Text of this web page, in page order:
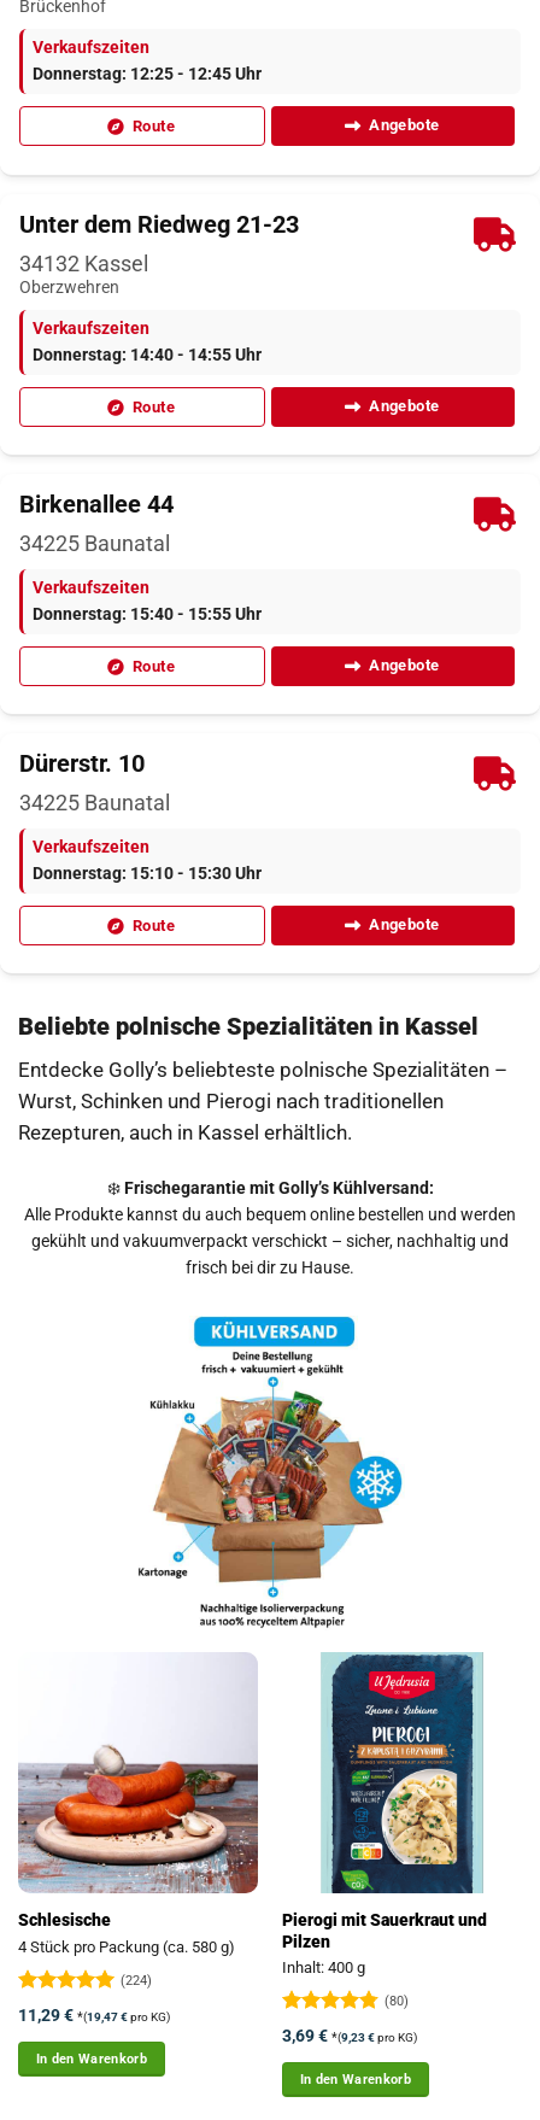
Brückenhof
Verkaufszeiten
Donnerstag: 12:25 - 12:45 Uhr
Route Angebote
Unter dem Riedweg 21-23
34132 Kassel
Oberzwehren
Verkaufszeiten
Donnerstag: 14:40 - 14:55 Uhr
Route Angebote
Birkenallee 44
34225 Baunatal
Verkaufszeiten
Donnerstag: 15:40 - 15:55 Uhr
Route Angebote
Dürerstr. 10
34225 Baunatal
Verkaufszeiten
Donnerstag: 15:10 - 15:30 Uhr
Route Angebote
Beliebte polnische Spezialitäten in Kassel
Entdecke Golly’s beliebteste polnische Spezialitäten –
Wurst, Schinken und Pierogi nach traditionellen
Rezepturen, auch in Kassel erhältlich.
❄️Frischegarantie mit Golly’s Kühlversand:
Alle Produkte kannst du auch bequem online bestellen und werden
gekühlt und vakuumverpackt verschickt – sicher, nachhaltig und
frisch bei dir zu Hause.
Schlesische
4 Stück pro Packung (ca. 580 g)
Bewertet
mit4.93
von 5
(224)
11,29€ *(19,47€pro KG)
In den Warenkorb
Pierogi mit Sauerkraut und
Pilzen
Inhalt: 400 g
Bewertet
mit 4.74
von 5
(80)
3,69€ *(9,23€pro KG)
In den Warenkorb